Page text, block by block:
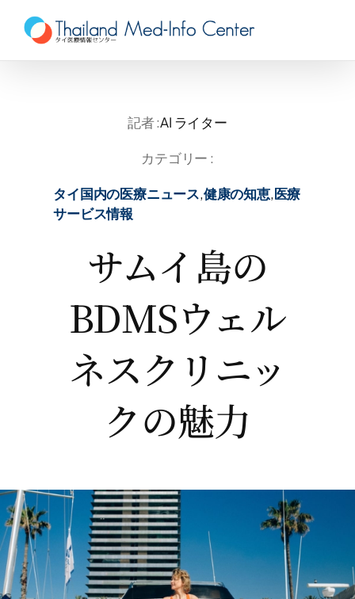
content
記者 :AI ライター
カテゴリー :
タイ国内の医療ニュース,健康の知恵,医療
サービス情報
サムイ島の
BDMSウェル
ネスクリニッ
クの魅力